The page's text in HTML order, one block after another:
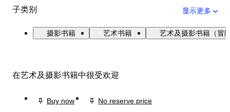
子类别 显示更多
摄影书籍 艺术书籍 艺术及摄影书籍（冒
在艺术及摄影书籍中很受欢迎
Buy now
No reserve price